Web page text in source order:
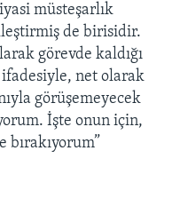
müsteşarlık
de birisidir.
görevde kaldığı
ifadesiyle, net olarak
görüşemeyecek
İşte onun için,